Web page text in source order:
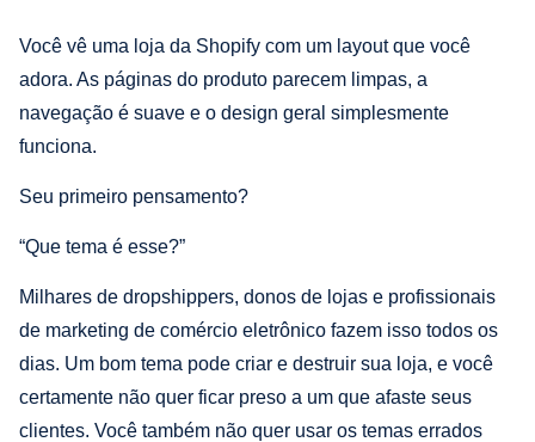
Você vê uma loja da Shopify com um layout que você
adora. As páginas do produto parecem limpas, a
navegação é suave e o design geral simplesmente
funciona.
Seu primeiro pensamento?
“Que tema é esse?”
Milhares de dropshippers, donos de lojas e profissionais
de marketing de comércio eletrônico fazem isso todos os
dias. Um bom tema pode criar e destruir sua loja, e você
certamente não quer ficar preso a um que afaste seus
clientes. Você também não quer usar os temas errados